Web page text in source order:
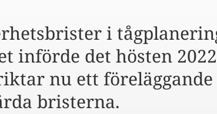
i
införde det hösten
nu ett
bristerna.